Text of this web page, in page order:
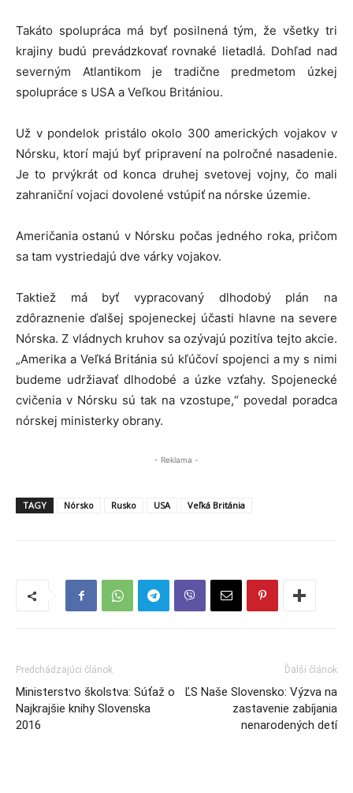
Takáto spolupráca má byť posilnená tým, že všetky tri
krajiny budú prevádzkovať rovnaké lietadlá. Dohľad nad
severným Atlantikom je tradične predmetom úzkej
spolupráce s USA a Veľkou Britániou.
Už v pondelok pristálo okolo 300 amerických vojakov v
Nórsku, ktorí majú byť pripravení na polročné nasadenie.
Je to prvýkrát od konca druhej svetovej vojny, čo mali
zahraniční vojaci dovolené vstúpiť na nórske územie.
Američania ostanú v Nórsku počas jedného roka, pričom
sa tam vystriedajú dve várky vojakov.
Taktiež má byť vypracovaný dlhodobý plán na
zdôraznenie ďalšej spojeneckej účasti hlavne na severe
Nórska. Z vládnych kruhov sa ozývajú pozitíva tejto akcie.
„Amerika a Veľká Británia sú kľúčoví spojenci a my s nimi
budeme udržiavať dlhodobé a úzke vzťahy. Spojenecké
cvičenia v Nórsku sú tak na vzostupe,“ povedal poradca
nórskej ministerky obrany.
- Reklama -
TAGY Nórsko Rusko USA Veľká Británia
Predchádzajúci článok
Ministerstvo školstva: Súťaž o
Najkrajšie knihy Slovenska
2016
Ďalší článok
ĽS Naše Slovensko: Výzva na
zastavenie zabíjania
nenarodených detí